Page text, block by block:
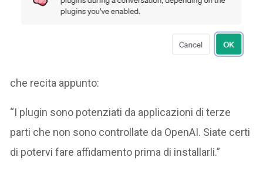
che recita appunto:
“I plugin sono potenziati da applicazioni di terze
parti che non sono controllate da OpenAI. Siate certi
di potervi fare affidamento prima di installarli.”